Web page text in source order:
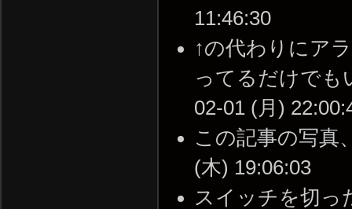
11:46:30
↑の代わりにア
ってるだけでも
02-01 (月)
この記事の写真
(木) 19:06:03
スイッチを切っ